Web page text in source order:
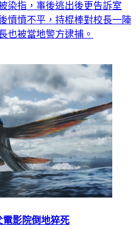
染指，事後逃出後更告訴室
憤憤不平，持棍棒對校長一陣
也被當地警方逮捕。
電影院倒地猝死